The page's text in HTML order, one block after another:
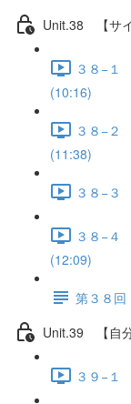
Unit.38 【サ
３８−１
(10:16)
３８−２
(11:38)
３８−３
３８−４
(12:09)
第３８
Unit.39 【自
３９−１